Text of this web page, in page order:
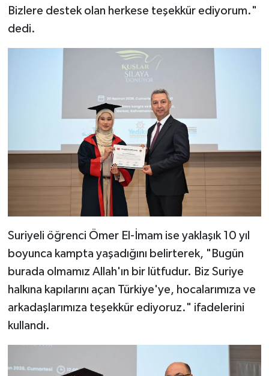
Bizlere destek olan herkese teşekkür ediyorum."
dedi.
Suriyeli öğrenci Ömer El-İmam ise yaklaşık 10 yıl
boyunca kampta yaşadığını belirterek, "Bugün
burada olmamız Allah'ın bir lütfudur. Biz Suriye
halkına kapılarını açan Türkiye'ye, hocalarımıza ve
arkadaşlarımıza teşekkür ediyoruz." ifadelerini
kullandı.